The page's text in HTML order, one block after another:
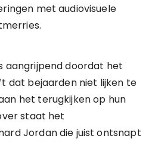
met audiovisuele
aangrijpend doordat het
dat bejaarden niet lijken te
het terugkijken op hun
staat het
Jordan die juist ontsnapt